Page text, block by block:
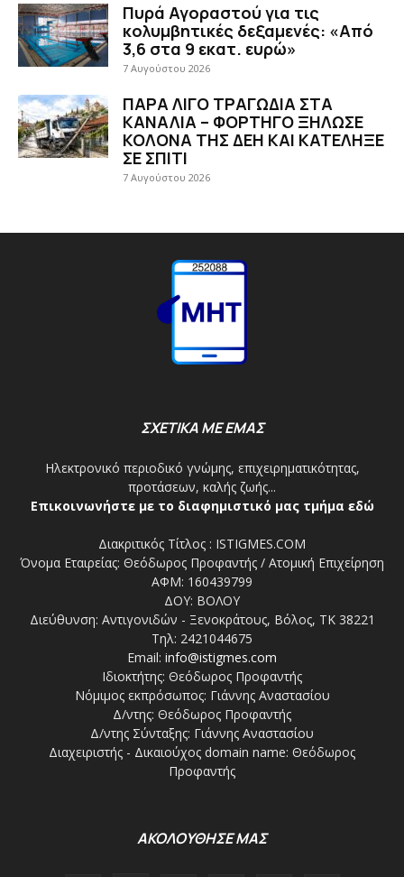
Πυρά Αγοραστού για τις
κολυμβητικές δεξαμενές: «Από
3,6 στα 9 εκατ. ευρώ»
7 Αυγούστου 2026
ΠΑΡΑ ΛΙΓΟ ΤΡΑΓΩΔΙΑ ΣΤΑ
ΚΑΝΑΛΙΑ – ΦΟΡΤΗΓΟ ΞΗΛΩΣΕ
ΚΟΛΟΝΑ ΤΗΣ ΔΕΗ ΚΑΙ ΚΑΤΕΛΗΞΕ
ΣΕ ΣΠΙΤΙ
7 Αυγούστου 2026
ΣΧΕΤΙΚΑ ΜΕ ΕΜΑΣ
Ηλεκτρονικό περιοδικό γνώμης, επιχειρηματικότητας,
προτάσεων, καλής ζωής...
Επικοινωνήστε με το διαφημιστικό μας τμήμα εδώ
Διακριτικός Τίτλος : ISTIGMES.COM
Όνομα Εταιρείας: Θεόδωρος Προφαντής / Ατομική Επιχείρηση
ΑΦΜ: 160439799
ΔΟΥ: ΒΟΛΟΥ
Διεύθυνση: Αντιγονιδών - Ξενοκράτους, Βόλος, ΤΚ 38221
Τηλ: 2421044675
Email: info@istigmes.com
Ιδιοκτήτης: Θεόδωρος Προφαντής
Νόμιμος εκπρόσωπος: Γιάννης Αναστασίου
Δ/ντης: Θεόδωρος Προφαντής
Δ/ντης Σύνταξης: Γιάννης Αναστασίου
Διαχειριστής - Δικαιούχος domain name: Θεόδωρος
Προφαντής
ΑΚΟΛΟΥΘΗΣΕ ΜΑΣ